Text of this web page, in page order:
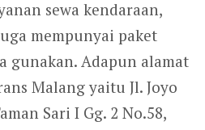
sewa kendaraan,
mempunyai paket
gunakan. Adapun alamat
Malang yaitu Jl. Joyo
Sari I Gg. 2 No.58,